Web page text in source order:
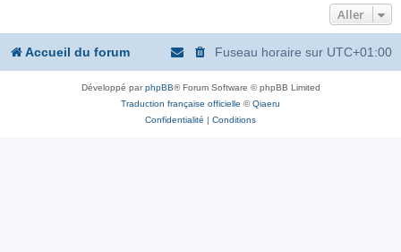
e
Aller
Accueil du forum Fuseau horaire sur UTC+01:00
Développé parphpBB® Forum Software © phpBB Limited
Traduction française officielle ©Qiaeru
Confidentialité | Conditions